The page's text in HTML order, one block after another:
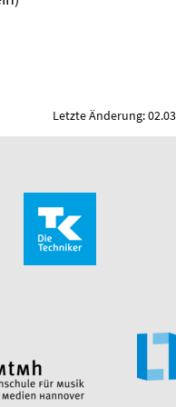
Letzte Änderung: